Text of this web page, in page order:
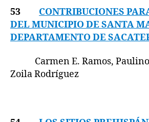
53 CONTRIBUCIONES
DEL MUNICIPIO DE SANTA
DEPARTAMENTO DE
Carmen E. Ramos,
Zoila Rodríguez